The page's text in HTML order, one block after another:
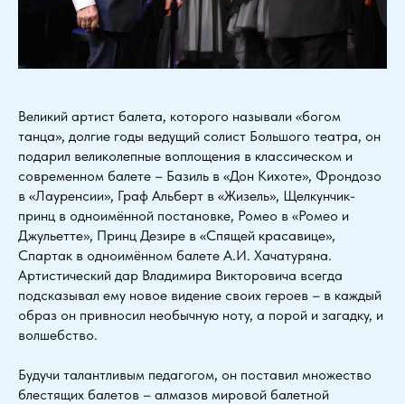
Великий артист балета, которого называли «богом
танца», долгие годы ведущий солист Большого театра, он
подарил великолепные воплощения в классическом и
современном балете – Базиль в «Дон Кихоте», Фрондозо
в «Лауренсии», Граф Альберт в «Жизель», Щелкунчик-
принц в одноимённой постановке, Ромео в «Ромео и
Джульетте», Принц Дезире в «Спящей красавице»,
Спартак в одноимённом балете А.И. Хачатуряна.
Артистический дар Владимира Викторовича всегда
подсказывал ему новое видение своих героев – в каждый
образ он привносил необычную ноту, а порой и загадку, и
волшебство.
Будучи талантливым педагогом, он поставил множество
блестящих балетов – алмазов мировой балетной